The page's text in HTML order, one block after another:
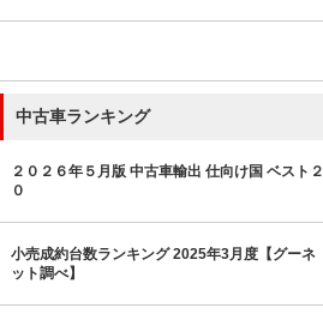
中古車ランキング
２０２６年５月版 中古車輸出 仕向け国 ベスト２
０
小売成約台数ランキング 2025年3月度【グーネ
ット調べ】